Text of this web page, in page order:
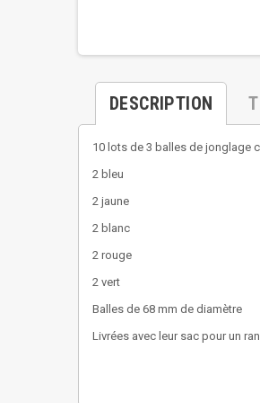
DESCRIPTION
10 lots de 3 balles de jonglage
2 bleu
2 jaune
2 blanc
2 rouge
2 vert
Balles de 68 mm de diamètre
Livrées avec leur sac pour un